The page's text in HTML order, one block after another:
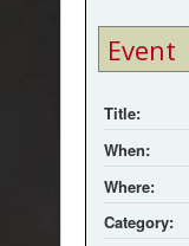
Event
Title:
When:
Where:
Category: